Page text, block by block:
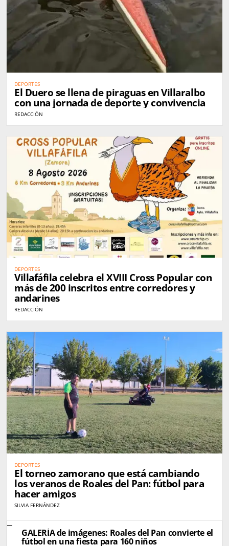
DEPORTES
El Duero se llena de piraguas en Villaralbo
con una jornada de deporte y convivencia
REDACCIÓN
DEPORTES
Villafáfila celebra el XVIII Cross Popular con
más de 200 inscritos entre corredores y
andarines
REDACCIÓN
DEPORTES
El torneo zamorano que está cambiando
los veranos de Roales del Pan: fútbol para
hacer amigos
SILVIA FERNÁNDEZ
GALERÍA de imágenes: Roales del Pan convierte el
fútbol en una fiesta para 160 niños